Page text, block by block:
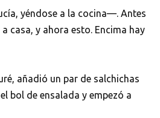
yéndose a la cocina—. Antes
casa, y ahora esto. Encima hay
añadió un par de salchichas
bol de ensalada y empezó a